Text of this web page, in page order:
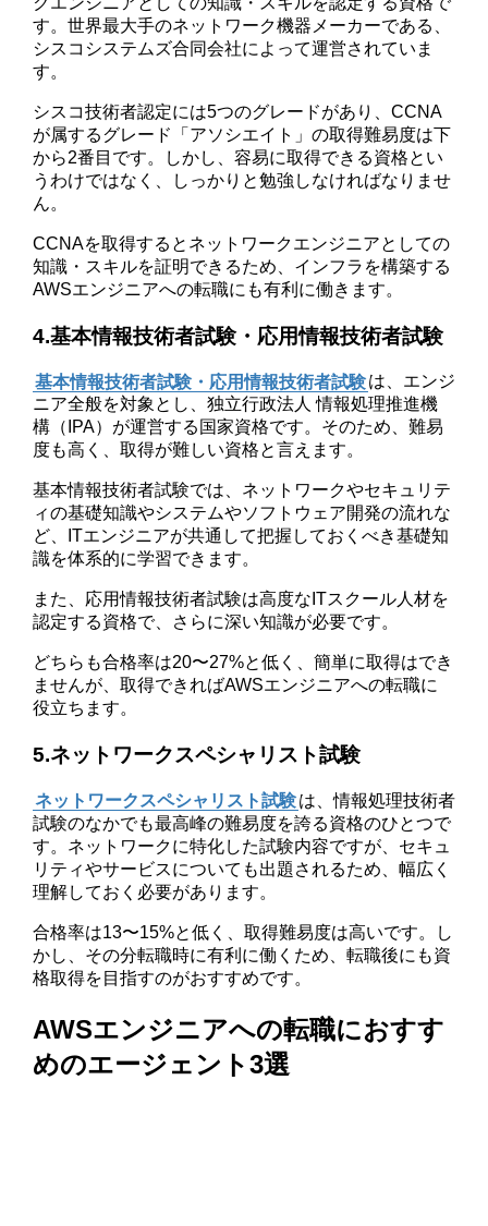
す。世界最大手のネットワーク機器メーカーである、
シスコシステムズ合同会社によって運営されていま
す。
シスコ技術者認定には5つのグレードがあり、CCNA
が属するグレード「アソシエイト」の取得難易度は下
から2番目です。しかし、容易に取得できる資格とい
うわけではなく、しっかりと勉強しなければなりませ
ん。
CCNAを取得するとネットワークエンジニアとしての
知識・スキルを証明できるため、インフラを構築する
AWSエンジニアへの転職にも有利に働きます。
4.基本情報技術者試験・応用情報技術者試験
基本情報技術者試験・応用情報技術者試験は、エンジ
ニア全般を対象とし、独立行政法人 情報処理推進機
構（IPA）が運営する国家資格です。そのため、難易
度も高く、取得が難しい資格と言えます。
基本情報技術者試験では、ネットワークやセキュリテ
ィの基礎知識やシステムやソフトウェア開発の流れな
ど、ITエンジニアが共通して把握しておくべき基礎知
識を体系的に学習できます。
また、応用情報技術者試験は高度なITスクール人材を
認定する資格で、さらに深い知識が必要です。
どちらも合格率は20〜27%と低く、簡単に取得はでき
ませんが、取得できればAWSエンジニアへの転職に
役立ちます。
5.ネットワークスペシャリスト試験
ネットワークスペシャリスト試験は、情報処理技術者
試験のなかでも最高峰の難易度を誇る資格のひとつで
す。ネットワークに特化した試験内容ですが、セキュ
リティやサービスについても出題されるため、幅広く
理解しておく必要があります。
合格率は13〜15%と低く、取得難易度は高いです。し
かし、その分転職時に有利に働くため、転職後にも資
格取得を目指すのがおすすめです。
AWSエンジニアへの転職におすす
めのエージェント3選